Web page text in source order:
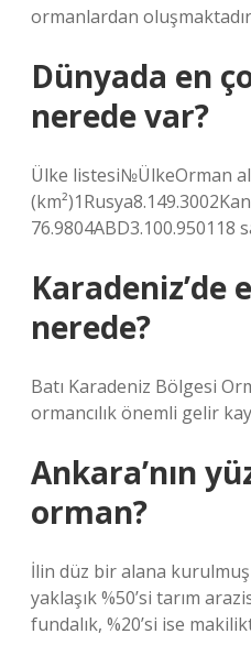
ormanlardan
Dünyada en
nerede var?
Ülke listesi№ÜlkeOrman
76.9804ABD3.100.950118
Karadeniz’de
nerede?
Batı Karadeniz Bölgesi
ormancılık önemli gelir
Ankara’nın
orman?
İlin düz bir alana
yaklaşık %50’si tarım
fundalık, %20’si ise